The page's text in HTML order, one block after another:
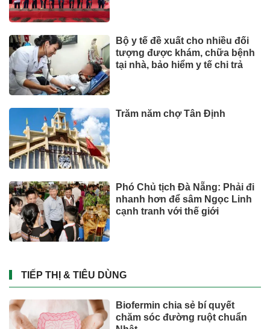
Bộ y tế đề xuất cho nhiều đối
tượng được khám, chữa bệnh
tại nhà, bảo hiểm y tế chi trả
Trăm năm chợ Tân Định
Phó Chủ tịch Đà Nẵng: Phải đi
nhanh hơn để sâm Ngọc Linh
cạnh tranh với thế giới
TIẾP THỊ & TIÊU DÙNG
Biofermin chia sẻ bí quyết
chăm sóc đường ruột chuẩn